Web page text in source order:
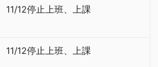
11/12停止上班、上課
11/12停止上班、上課